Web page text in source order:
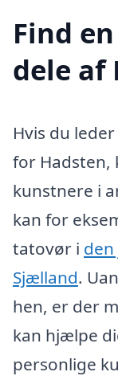
Find
dele af
Hvis du
for Hadsten,
kunstnere i
kan for
tatovør i
Sjælland.
hen, er der
kan hjælpe
personlige